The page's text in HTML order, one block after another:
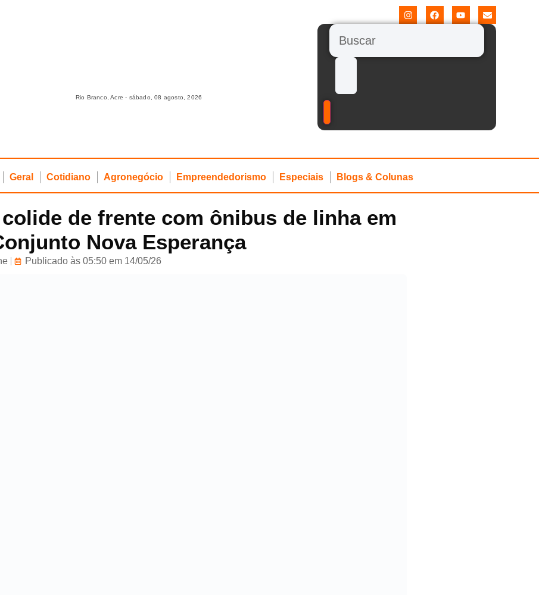
Rio Branco, Acre - sábado, 08 agosto, 2026
Geral Cotidiano Agronegócio Empreendedorismo Especiais Blogs & Colunas
de frente com ônibus de linha em
Nova Esperança
Publicado às 05:50 em 14/05/26